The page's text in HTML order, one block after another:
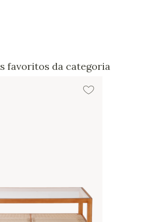
favoritos da categoria